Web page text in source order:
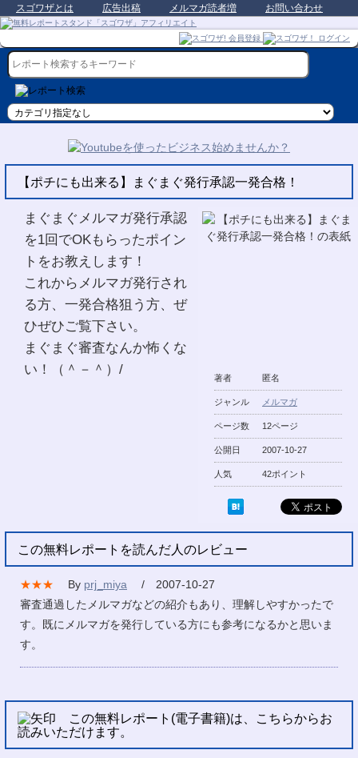
スゴワザとは 広告出稿 メルマガ読者増 お問い合わせ
【ポチにも出来る】まぐまぐ発行承認一発合格！
著者 匿名
ジャンル メルマガ
ページ数 12ページ
公開日 2007-10-27
人気 42ポイント
まぐまぐメルマガ発行承認
を1回でOKもらったポイン
トをお教えします！
これからメルマガ発行され
る方、一発合格狙う方、ぜ
ひぜひご覧下さい。
まぐまぐ審査なんか怖くな
い！（＾－＾）/
この無料レポートを読んだ人のレビュー
★★★ By prj_miya
/ 2007-10-27
審査通過したメルマガなどの紹介もあり、理解しやすかったで
す。既にメルマガを発行している方にも参考になるかと思いま
す。
この無料レポート(電子書籍)は、こちらからお
読みいただけます。